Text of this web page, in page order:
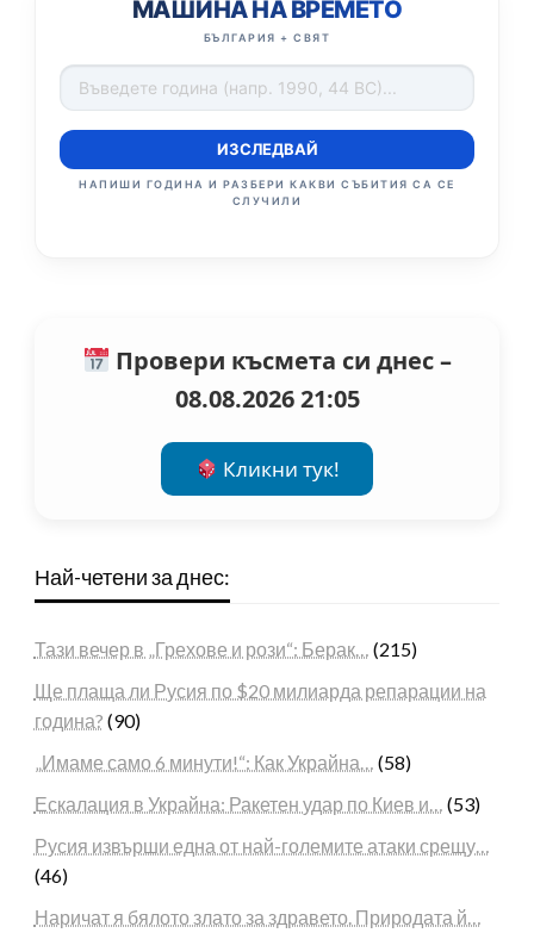
МАШИНА НА ВРЕМЕТО
БЪЛГАРИЯ + СВЯТ
ИЗСЛЕДВАЙ
НАПИШИ ГОДИНА И РАЗБЕРИ КАКВИ СЪБИТИЯ СА СЕ
СЛУЧИЛИ
Провери късмета си днес –
08.08.2026 21:05
Кликни тук!
Най-четени за днес:
Тази вечер в „Грехове и рози“: Берак… (215)
Ще плаща ли Русия по $20 милиарда репарации на
година? (90)
„Имаме само 6 минути!“: Как Украйна… (58)
Ескалация в Украйна: Ракетен удар по Киев и… (53)
Русия извърши една от най-големите атаки срещу…
(46)
Наричат я бялото злато за здравето. Природата й…